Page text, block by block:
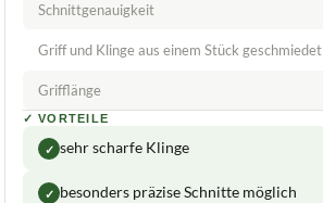
Schnittgenauigkeit
Griff und Klinge aus einem Stück geschmiedet
Grifflänge
✓ VORTEILE
✓ sehr scharfe Klinge
✓ besonders präzise Schnitte möglich